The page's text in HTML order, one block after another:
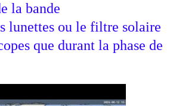
la bande
lunettes ou le filtre solaire
que durant la phase de